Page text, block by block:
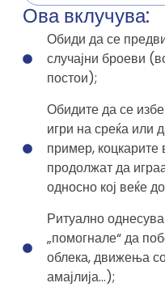
Ова вклучува:
Обиди да се
случајни броеви
постои);
Обидите да се
игри на среќа или
пример, коцкарите
продолжат да
односно кој веќе
Ритуално
„помогнале“ да
облека, движења
амајлија...);